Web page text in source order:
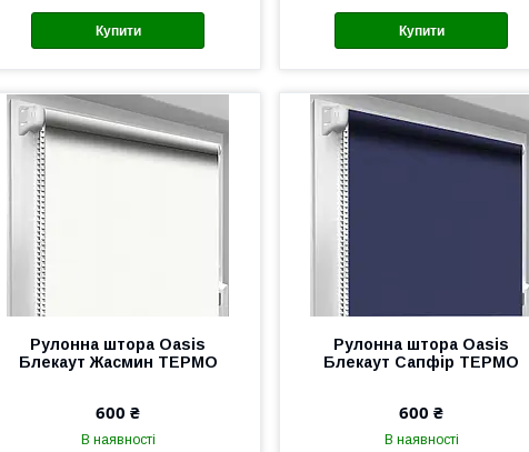
Купити Купити
Рулонна штора Oasis
Блекаут Жасмин ТЕРМО
600 ₴
В наявності
Рулонна штора Oasis
Блекаут Сапфір ТЕРМО
600 ₴
В наявності